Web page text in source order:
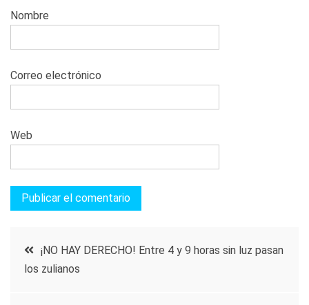
Nombre
Correo electrónico
Web
Navegación
¡NO HAY DERECHO! Entre 4 y 9 horas sin luz pasan
los zulianos